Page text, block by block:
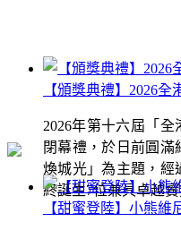
【頒獎典禮】2026
2026年第十六屆「
閉幕禮，於日前圓滿
煥城光」為主題，經
終誕生7位兼具卓越
【甜蜜登陸】小熊維